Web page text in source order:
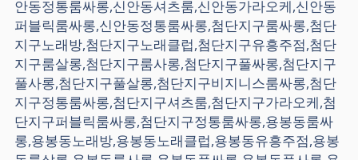
안동정통룸싸롱,신안동셔츠룸,신안동가라오케,신안동
퍼블릭룸싸롱,신안동정통룸싸롱,첨단지구룸싸롱,첨단
지구노래방,첨단지구노래클럽,첨단지구유흥주점,첨단
지구룸살롱,첨단지구룸사롱,첨단지구풀싸롱,첨단지구
풀사롱,첨단지구풀살롱,첨단지구비지니스룸싸롱,첨단
지구정통룸싸롱,첨단지구셔츠룸,첨단지구가라오케,첨
단지구퍼블릭룸싸롱,첨단지구정통룸싸롱,용봉동룸싸
롱,용봉동노래방,용봉동노래클럽,용봉동유흥주점,용봉